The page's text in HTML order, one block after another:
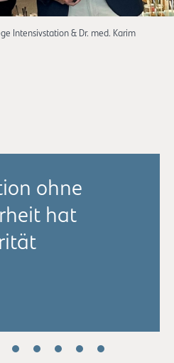
Intensivstation & Dr. med. Karim
ohne
hat